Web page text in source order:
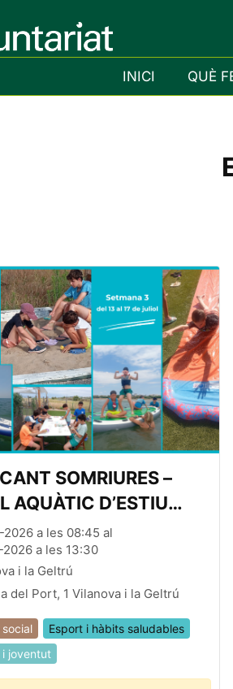
INICI QUÈ
SOMRIURES –
AQUÀTIC D’ESTIU
3, del 13 al 17 de
de 08:45 a 13:45)
a les 08:45 al
a les 13:30
i la Geltrú
del Port, 1 Vilanova i la Geltrú
social
Esport i hàbits saludables
i joventut